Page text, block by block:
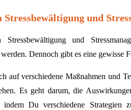
Stressbewältigung und
Stressbewältigung und
Dennoch gibt es eine gewisse
auf verschiedene Maßnahmen und
Es geht darum, die
Du verschiedene Strategien